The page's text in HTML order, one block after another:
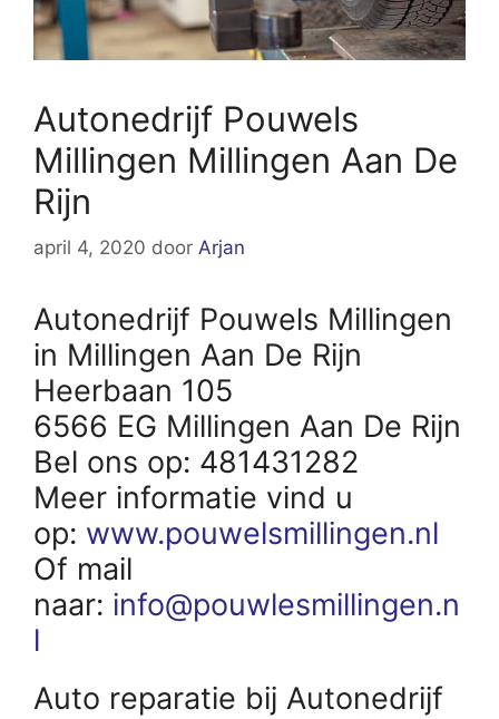
Autonedrijf Pouwels
Millingen Millingen Aan De
Rijn
april 4, 2020 door Arjan
Autonedrijf Pouwels Millingen
in Millingen Aan De Rijn
Heerbaan 105
6566 EG Millingen Aan De Rijn
Bel ons op: 481431282
Meer informatie vind u
op: www.pouwelsmillingen.nl
Of mail
naar: info@pouwlesmillingen.n
l
Auto reparatie bij Autonedrijf